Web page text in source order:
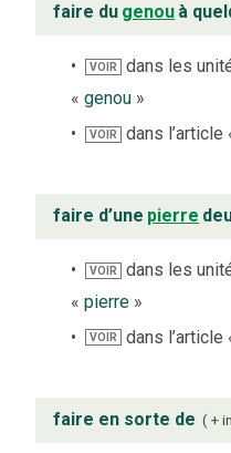
faire du genou à
VOIR
dans les
« genou »
VOIR dans l’article
faire d’une pierre
VOIR
dans les
« pierre »
VOIR dans l’article
faire en sorte de +